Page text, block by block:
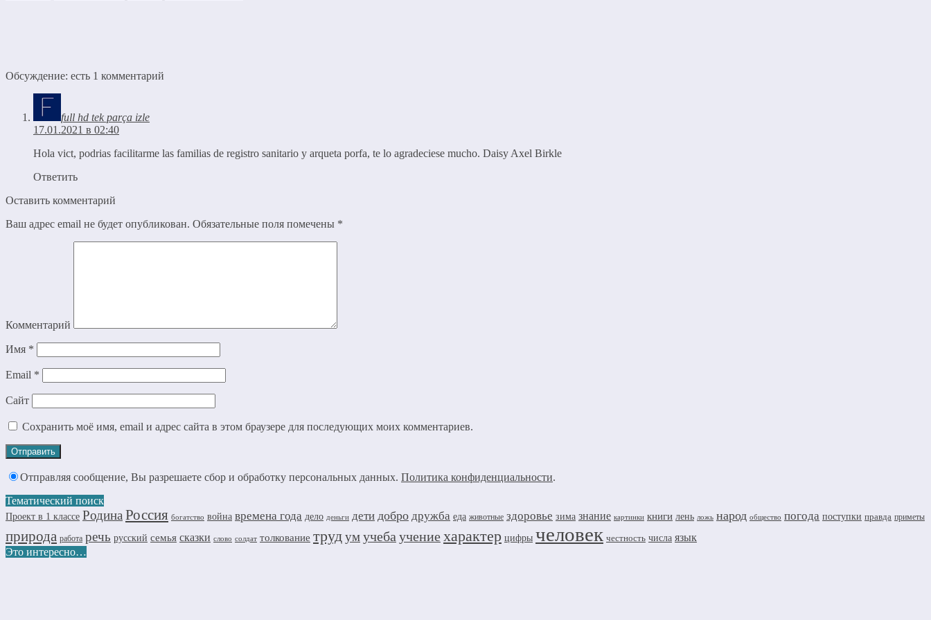
Обсуждение: есть 1 комментарий
full hd tek parça izle
17.01.2021 в 02:40
Hola vict, podrias facilitarme las familias de registro sanitario y arqueta porfa, te lo agradeciese mucho. Daisy Axel Birkle
Ответить
Оставить комментарий
Ваш адрес email не будет опубликован. Обязательные поля помечены *
Комментарий
Имя *
Email *
Сайт
Сохранить моё имя, email и адрес сайта в этом браузере для последующих моих комментариев.
Отправляя сообщение, Вы разрешаете сбор и обработку персональных данных. Политика конфиденциальности.
Тематический поиск
Проект в 1 классе РодинаРоссия богатство война времена года дело деньги дети добро дружба еда животные здоровье зима знание картинки книги лень ложь народ общество погода поступки правда приметы
природа работа речь русский семья сказки слово солдат толкование трудумучебаучениехарактер цифры человек честность числа язык
Это интересно…